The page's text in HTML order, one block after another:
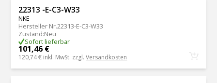
22313 -E-C3-W33
NKE
Hersteller Nr.22313-E-C3-W33
Zustand:Neu
Sofort lieferbar
101,46 €
120,74 € inkl. MwSt. zzgl.Versandkosten